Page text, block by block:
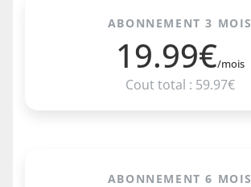
ABONNEMENT 3 MOIS
19.99€/mois
Cout total : 59.97€
ABONNEMENT 6 MOIS